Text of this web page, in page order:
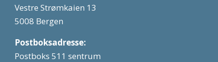
Vestre Strømkaien 13
5008 Bergen
Postboksadresse:
Postboks 511 sentrum